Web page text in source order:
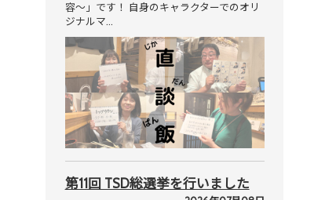
容～」です！ 自身のキャラクターでのオリ
ジナルマ…
第11回 TSD総選挙を行いました